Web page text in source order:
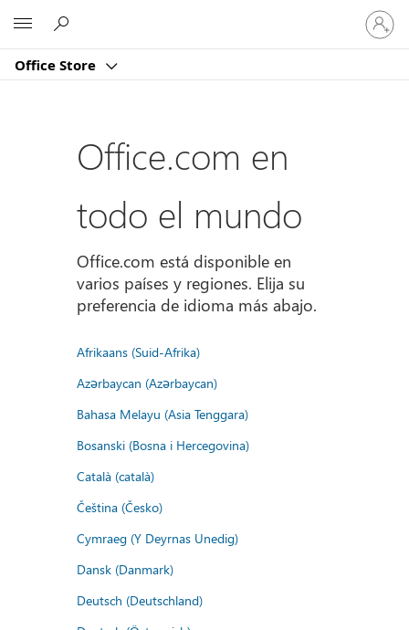
Office Store
Iniciar
sesión
en
cuenta
Office.com en
todo el mundo
Office.com está disponible en
varios países y regiones. Elija su
preferencia de idioma más abajo.
Afrikaans (Suid-Afrika)
Azərbaycan (Azərbaycan)
Bahasa Melayu (Asia Tenggara)
Bosanski (Bosna i Hercegovina)
Català (català)
Čeština (Česko)
Cymraeg (Y Deyrnas Unedig)
Dansk (Danmark)
Deutsch (Deutschland)